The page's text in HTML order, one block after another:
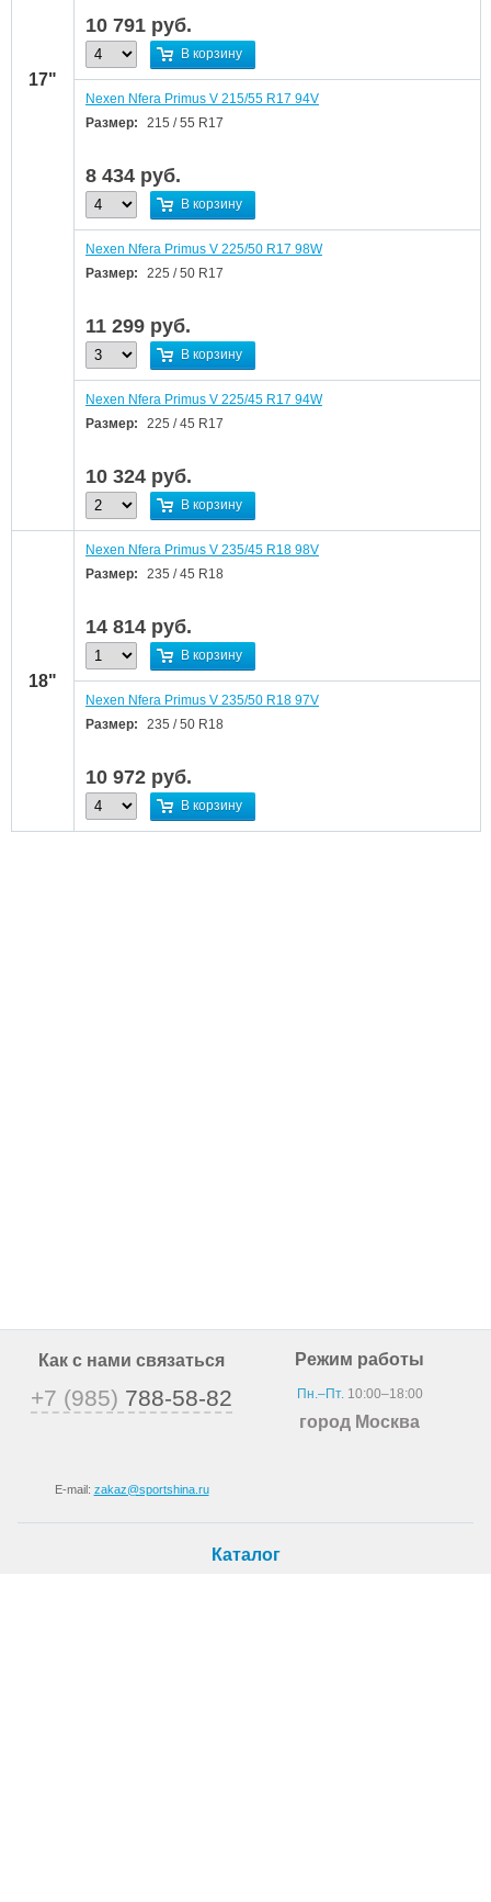
17"
10 791 руб.
В корзину
Nexen Nfera Primus V 215/55 R17 94V
Размер:
215 / 55 R17
8 434 руб.
В корзину
Nexen Nfera Primus V 225/50 R17 98W
Размер:
225 / 50 R17
11 299 руб.
В корзину
Nexen Nfera Primus V 225/45 R17 94W
Размер:
225 / 45 R17
10 324 руб.
В корзину
18"
Nexen Nfera Primus V 235/45 R18 98V
Размер:
235 / 45 R18
14 814 руб.
В корзину
Nexen Nfera Primus V 235/50 R18 97V
Размер:
235 / 50 R18
10 972 руб.
В корзину
Как с нами связаться
+7 (985) 788-58-82
E-mail: zakaz@sportshina.ru
Режим работы
Пн.–Пт.10:00–18:00
город Москва
Каталог